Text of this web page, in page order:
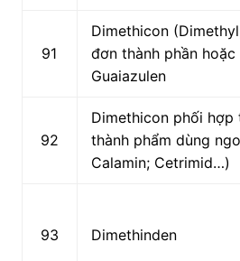
91
Dimethicon
đơn thành phần
Guaiazulen
92
Dimethicon phối hợp
thành phẩm dùng
Calamin; Cetrimid…)
93 Dimethinden